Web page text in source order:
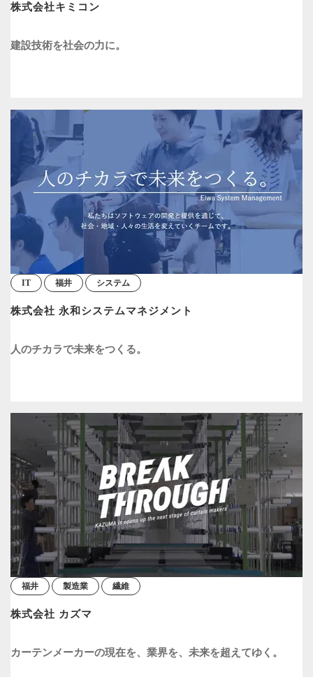
株式会社キミコン
建設技術を社会の力に。
IT 福井 システム
株式会社 永和システムマネジメント
人のチカラで未来をつくる。
福井 製造業 繊維
株式会社 カズマ
カーテンメーカーの現在を、業界を、未来を超えてゆく。